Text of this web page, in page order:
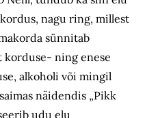
nagu ring, millest
sünnitab
korduse- ning enese
alkoholi või mingil
näidendis „Pikk
udu elu